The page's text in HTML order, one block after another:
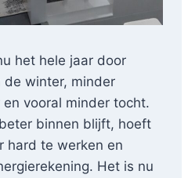
het hele jaar door
de winter, minder
vooral minder tocht.
binnen blijft, hoeft
hard te werken en
Het is nu